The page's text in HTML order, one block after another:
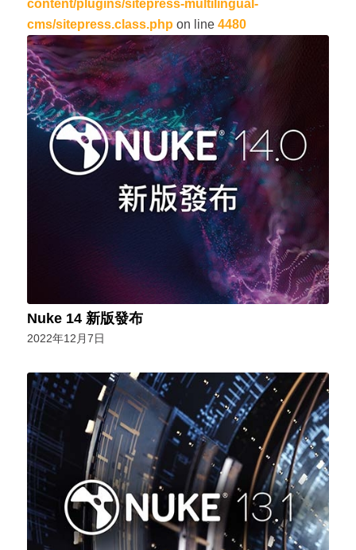
content/plugins/sitepress-multilingual-
cms/sitepress.class.php on line 4480
Nuke 14 新版發布
2022年12月7日